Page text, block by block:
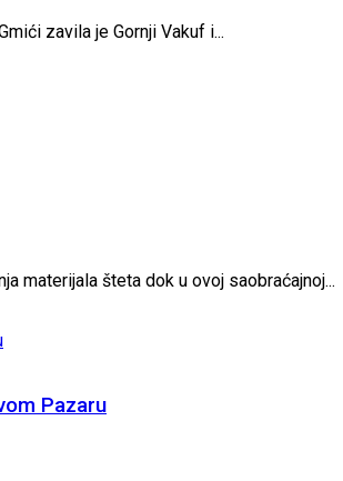
zavila je Gornji Vakuf i...
materijala šteta dok u ovoj saobraćajnoj...
Pazaru